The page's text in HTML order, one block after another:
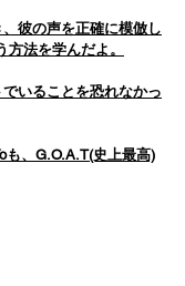
彼の声を正確に模倣し
方法を学んだよ。
いることを恐れなかっ
も、G.O.A.T(史上最高)